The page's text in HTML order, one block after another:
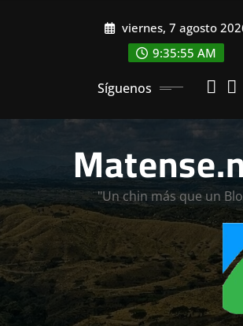
viernes, 7 agosto
9:35:57 AM
Síguenos
"Un chin más que un